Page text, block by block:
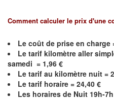
Comment calculer le prix d'une
Le coût de prise en charge
Le tarif kilomètre aller
samedi = 1,96 €
Le tarif au kilomètre nuit =
Le tarif horaire = 24,40 €
Les horaires de Nuit 19h-7h